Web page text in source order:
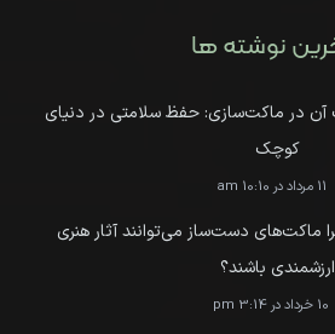
نوشته ها
آن در ماکت‌سازی: حفظ سلامتی در دنیای
کوچک
11 مرداد در 10:10 am
ماکت‌های دست‌ساز می‌توانند آثار هنری
ارزشمندی باشند؟
10 خرداد در 3:14 pm